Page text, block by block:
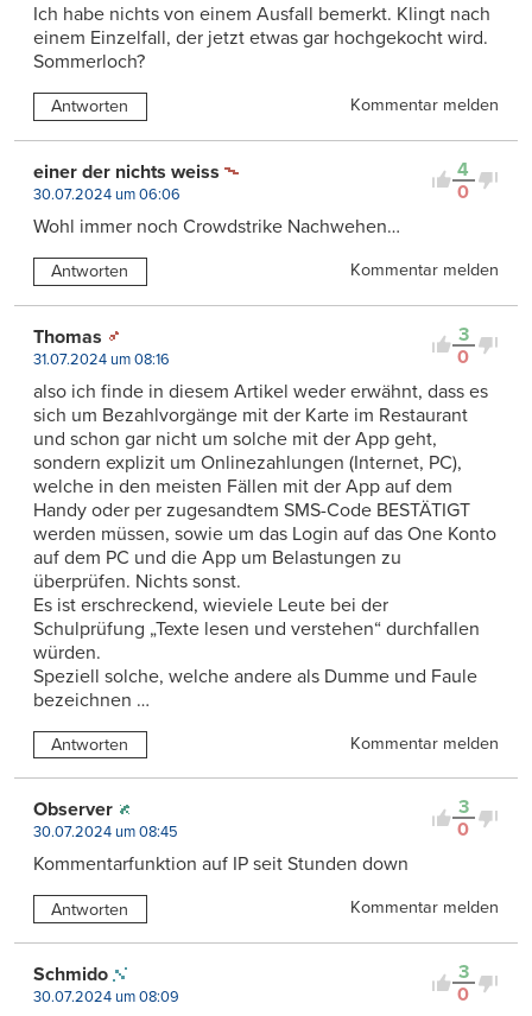
Ich habe nichts von einem Ausfall bemerkt. Klingt nach
einem Einzelfall, der jetzt etwas gar hochgekocht wird.
Sommerloch?
Antworten Kommentar melden
4
0
einer der nichts weiss
30.07.2024 um 06:06
Wohl immer noch Crowdstrike Nachwehen…
Antworten Kommentar melden
3
0
Thomas
31.07.2024 um 08:16
also ich finde in diesem Artikel weder erwähnt, dass es
sich um Bezahlvorgänge mit der Karte im Restaurant
und schon gar nicht um solche mit der App geht,
sondern explizit um Onlinezahlungen (Internet, PC),
welche in den meisten Fällen mit der App auf dem
Handy oder per zugesandtem SMS-Code BESTÄTIGT
werden müssen, sowie um das Login auf das One Konto
auf dem PC und die App um Belastungen zu
überprüfen. Nichts sonst.
Es ist erschreckend, wieviele Leute bei der
Schulprüfung „Texte lesen und verstehen“ durchfallen
würden.
Speziell solche, welche andere als Dumme und Faule
bezeichnen …
Antworten Kommentar melden
3
0
Observer
30.07.2024 um 08:45
Kommentarfunktion auf IP seit Stunden down
Antworten Kommentar melden
3
0
Schmido
30.07.2024 um 08:09